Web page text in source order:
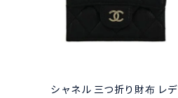
シャネル 三つ折り財布 レデ